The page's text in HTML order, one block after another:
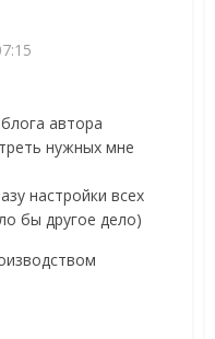
автора
нужных мне
настройки всех
бы другое дело)